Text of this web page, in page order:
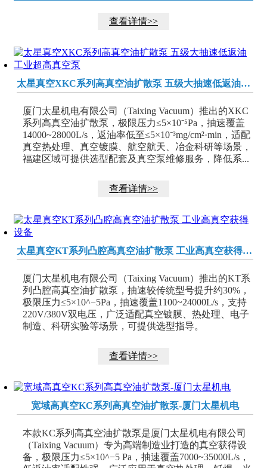
查看详情>>
太星真空XKC系列高真空油扩散泵 五级大抽速低返油工业超高真空泵
厦门太星机电有限公司（Taixing Vacuum）推出的XKC
系列高真空油扩散泵，极限压力≤5×10⁻⁵Pa，抽速覆盖
14000~28000L/s，返油率低至≤5×10⁻³mg/cm²·min，适配
真空热处理、真空镀膜、航空航天、冶金科研等场景，
福建区域可提供选型配套及真空泵维修服务，降低系...
查看详情>>
太星真空KT系列凸腔高真空油扩散泵 工业高真空获得设备
厦门太星机电有限公司（Taixing Vacuum）推出的KT系
列凸腔高真空油扩散泵，抽速较传统型号提升约30%，
极限压力≤5×10^−5Pa，抽速覆盖1100~24000L/s，支持
220V/380V双电压，广泛适配真空镀膜、热处理、电子
制造、科研实验等场景，可提供选型指导。
查看详情>>
宽域高真空KC系列高真空油扩散泵-厦门太星机电
本款KC系列高真空油扩散泵是厦门太星机电有限公司
（Taixing Vacuum）专为高端制造业打造的真空获得设
备，极限压力≤5×10^−5 Pa，抽速覆盖7000~35000L/s，